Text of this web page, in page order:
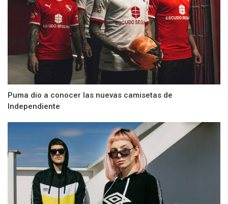
Puma dio a conocer las nuevas camisetas de
Independiente